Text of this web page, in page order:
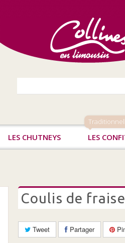
LES CHUTNEYS LES
coulis de
Tweet Partager